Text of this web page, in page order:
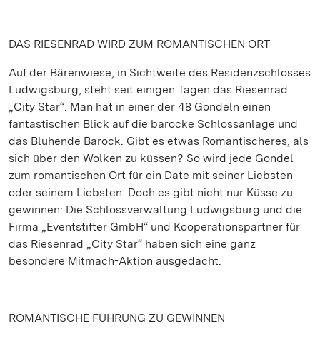
DAS RIESENRAD WIRD ZUM ROMANTISCHEN ORT
Auf der Bärenwiese, in Sichtweite des Residenzschlosses
Ludwigsburg, steht seit einigen Tagen das Riesenrad
„City Star“. Man hat in einer der 48 Gondeln einen
fantastischen Blick auf die barocke Schlossanlage und
das Blühende Barock. Gibt es etwas Romantischeres, als
sich über den Wolken zu küssen? So wird jede Gondel
zum romantischen Ort für ein Date mit seiner Liebsten
oder seinem Liebsten. Doch es gibt nicht nur Küsse zu
gewinnen: Die Schlossverwaltung Ludwigsburg und die
Firma „Eventstifter GmbH“ und Kooperationspartner für
das Riesenrad „City Star“ haben sich eine ganz
besondere Mitmach-Aktion ausgedacht.
ROMANTISCHE FÜHRUNG ZU GEWINNEN